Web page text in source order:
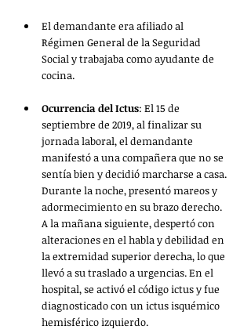
El demandante era afiliado al
Régimen General de la Seguridad
Social y trabajaba como ayudante de
cocina.
Ocurrencia del Ictus: El 15 de
septiembre de 2019, al finalizar su
jornada laboral, el demandante
manifestó a una compañera que no se
sentía bien y decidió marcharse a casa.
Durante la noche, presentó mareos y
adormecimiento en su brazo derecho.
A la mañana siguiente, despertó con
alteraciones en el habla y debilidad en
la extremidad superior derecha, lo que
llevó a su traslado a urgencias. En el
hospital, se activó el código ictus y fue
diagnosticado con un ictus isquémico
hemisférico izquierdo.